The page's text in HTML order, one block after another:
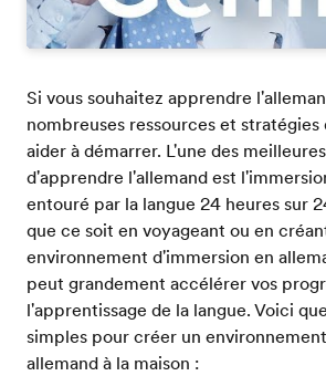
Si vous souhaitez apprendre
nombreuses ressources et
aider à démarrer. L'une des
d'apprendre l'allemand est
entouré par la langue 24 heures sur
que ce soit en voyageant ou en
environnement d'immersion en
peut grandement accélérer vos
l'apprentissage de la langue. Voici
simples pour créer un
allemand à la maison :